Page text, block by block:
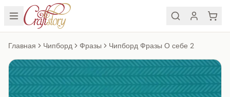
Главная Чипборд Фразы Чипборд Фразы О себе 2